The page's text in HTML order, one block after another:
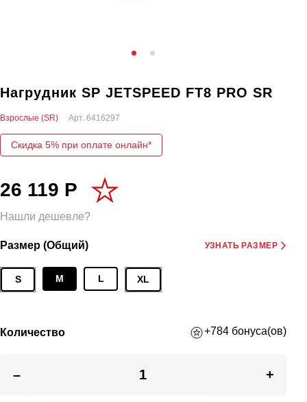
Нагрудник SP JETSPEED FT8 PRO SR
Взрослые (SR) Арт. 6416297
Скидка 5% при оплате онлайн*
26 119 Р
Нашли дешевле?
Размер (Общий) УЗНАТЬ РАЗМЕР
S M L XL
Количество +784 бонуса(ов)
– +